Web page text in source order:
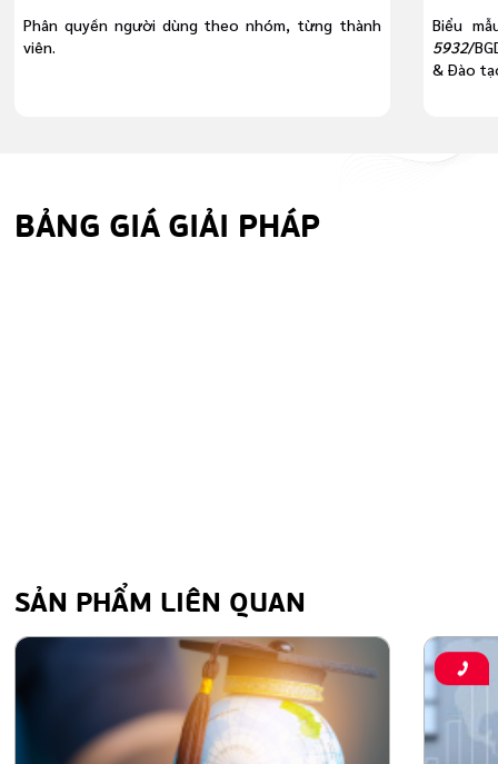
quyền người dùng theo nhóm, từng thành
Biểu mẫu
/BGDĐT-
& Đào tạo.
BẢNG GIÁ GIẢI PHÁP
SẢN PHẨM LIÊN QUAN